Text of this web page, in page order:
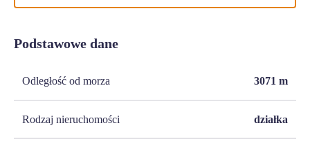
Podstawowe dane
Odległość od morza 3071 m
Rodzaj nieruchomości działka